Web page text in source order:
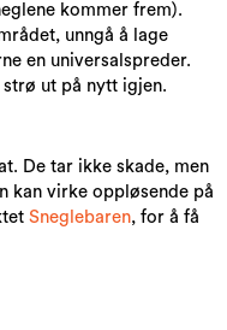
kommer frem).
unngå å lage
en universalspreder.
ut på nytt igjen.
De tar ikke skade, men
kan virke oppløsende på
Sneglebaren, for å få